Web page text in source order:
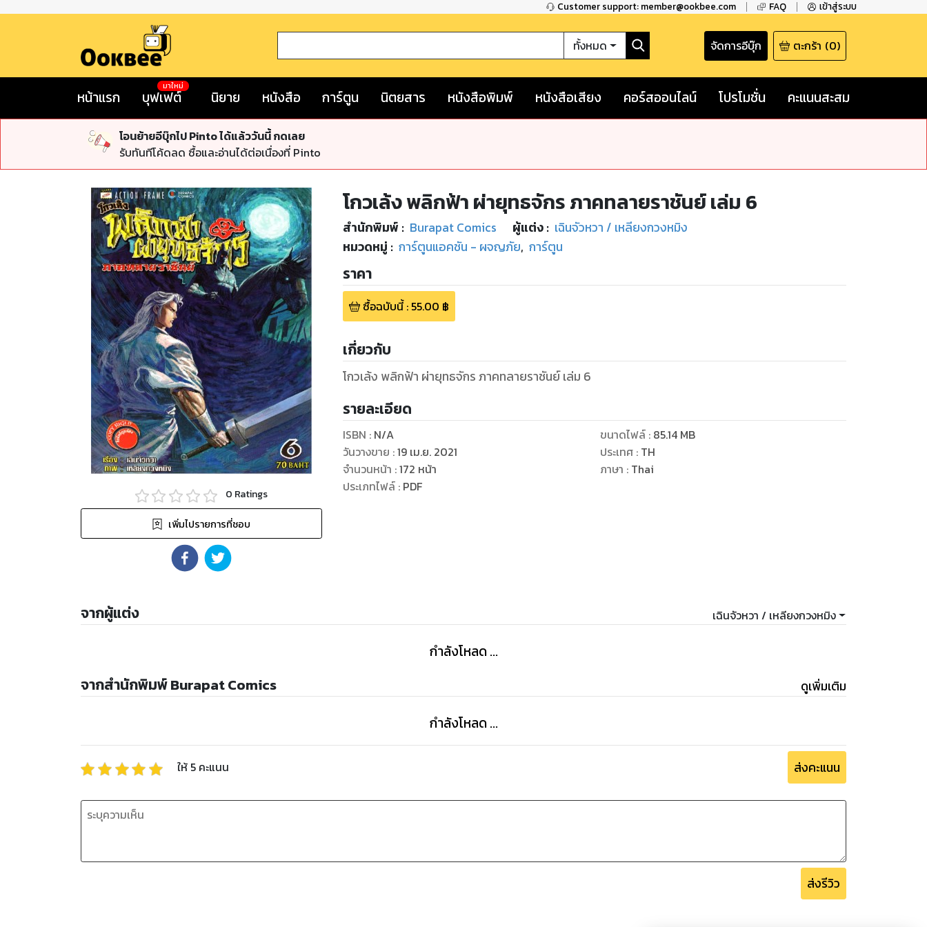
Customer support: member@ookbee.com FAQ เข้าสู่ระบบ
ทั้งหมด จัดการอีบุ๊ก ตะกร้า (0)
หน้าแรก บุฟเฟต์
มาใหม่
นิยาย หนังสือ การ์ตูน นิตยสาร หนังสือพิมพ์ หนังสือเสียง คอร์สออนไลน์ โปรโมชั่น คะแนนสะสม
โอนย้ายอีบุ๊กไป Pinto ได้แล้ววันนี้ กดเลย
รับทันทีโค้ดลด ซื้อและอ่านได้ต่อเนื่องที่ Pinto
0 Ratings
เพิ่มไปรายการที่ชอบ
โกวเล้ง พลิกฟ้า ผ่ายุทธจักร ภาคทลายราชันย์ เล่ม 6
สำนักพิมพ์ : Burapat Comics ผู้แต่ง : เฉินจัวหวา / เหลียงกวงหมิง
หมวดหมู่ : การ์ตูนแอคชัน - ผจญภัย, การ์ตูน
ราคา
ซื้อฉบับนี้: 55.00 ฿
เกี่ยวกับ
รายละเอียด
ISBN : N/A
วันวางขาย :19 เม.ย. 2021
จำนวนหน้า :172 หน้า
ประเภทไฟล์: PDF
ขนาดไฟล์: 85.14 MB
ประเทศ : TH
ภาษา : Thai
จากผู้แต่ง เฉินจัวหวา / เหลียงกวงหมิง
กำลังโหลด ...
จากสำนักพิมพ์ Burapat Comics ดูเพิ่มเติม
กำลังโหลด ...
ให้ 5 คะแนน ส่งคะแนน
ส่งรีวิว